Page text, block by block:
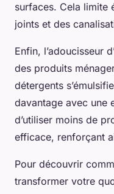
surfaces. Cela limite
joints et des
Enfin, l’adoucisseur
des produits
détergents
davantage avec une
d’utiliser moins de
efficace, renforçant
Pour découvrir
transformer votre